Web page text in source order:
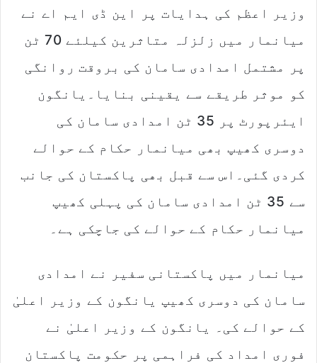
a
e
i
وزیر اعظم کی ہدایات پر این ڈی ایم اے نے
میانمار میں زلزلہ متاثرین کیلئے 70 ٹن
پر مشتمل امدادی سامان کی بروقت روانگی
کو موثر طریقے سے یقینی بنایا۔یانگون
ایئرپورٹ پر 35 ٹن امدادی سامان کی
دوسری کھیپ بھی میانمار حکام کے حوالے
کردی گئی۔اس سے قبل بھی پاکستان کی جانب
سے 35 ٹن امدادی سامان کی پہلی کھیپ
میانمار حکام کے حوالے کی جاچکی ہے۔
میانمار میں پاکستانی سفیر نے امدادی
سامان کی دوسری کھیپ یانگون کے وزیر اعلیٰ
کے حوالے کی۔ یانگون کے وزیر اعلیٰ نے
فوری امداد کی فراہمی پر حکومت پاکستان